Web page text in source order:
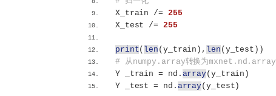
X_train /= 255
X_test /= 255
print( len (y_train ) , len (y_test ))
# 从numpy.array转换为mxnet.nd.array
Y _train = nd. array(y_train )
Y _test = nd. array(y_test)